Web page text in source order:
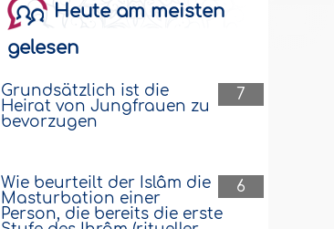
Heute am meisten
gelesen
7
Grundsätzlich ist die
Heirat von Jungfrauen zu
bevorzugen
6
Wie beurteilt der Islâm die
Masturbation einer
Person, die bereits die erste